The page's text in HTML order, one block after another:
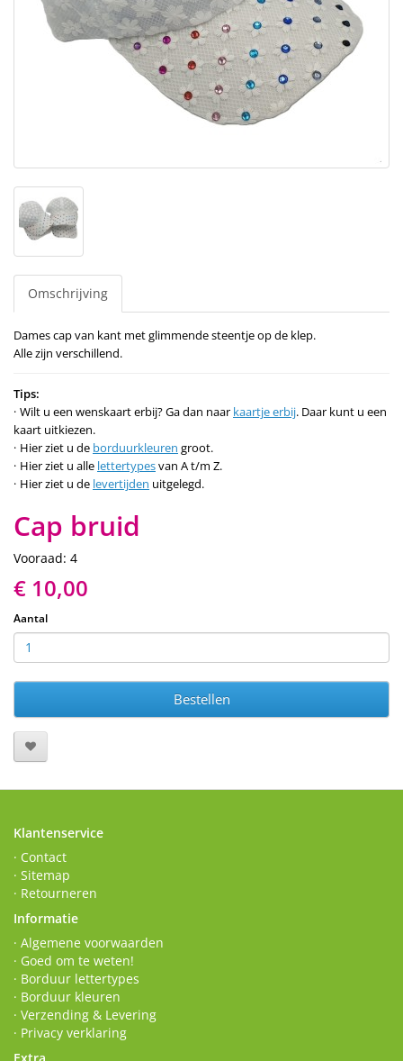
Omschrijving
Dames cap van kant met glimmende steentje op de klep.
Alle zijn verschillend.
Tips:
Wilt u een wenskaart erbij? Ga dan naar kaartje erbij. Daar kunt u een
kaart uitkiezen.
Hier ziet u de borduurkleuren groot.
Hier ziet u alle lettertypesvan A t/m Z.
Hier ziet u de levertijden uitgelegd.
Cap bruid
Vooraad: 4
€ 10,00
Aantal
Bestellen
Klantenservice
· Contact
· Sitemap
· Retourneren
Informatie
· Algemene voorwaarden
· Goed om te weten!
· Borduur lettertypes
· Borduur kleuren
· Verzending & Levering
· Privacy verklaring